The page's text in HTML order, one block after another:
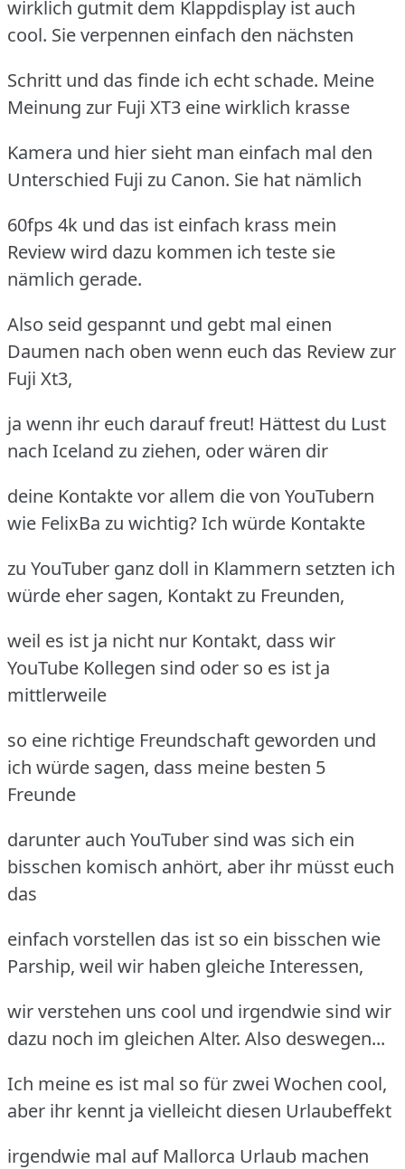
wirklich gutmit dem Klappdisplay ist auch
cool. Sie verpennen einfach den nächsten
Schritt und das finde ich echt schade. Meine
Meinung zur Fuji XT3 eine wirklich krasse
Kamera und hier sieht man einfach mal den
Unterschied Fuji zu Canon. Sie hat nämlich
60fps 4k und das ist einfach krass mein
Review wird dazu kommen ich teste sie
nämlich gerade.
Also seid gespannt und gebt mal einen
Daumen nach oben wenn euch das Review zur
Fuji Xt3,
ja wenn ihr euch darauf freut! Hättest du Lust
nach Iceland zu ziehen, oder wären dir
deine Kontakte vor allem die von YouTubern
wie FelixBa zu wichtig? Ich würde Kontakte
zu YouTuber ganz doll in Klammern setzten ich
würde eher sagen, Kontakt zu Freunden,
weil es ist ja nicht nur Kontakt, dass wir
YouTube Kollegen sind oder so es ist ja
mittlerweile
so eine richtige Freundschaft geworden und
ich würde sagen, dass meine besten 5
Freunde
darunter auch YouTuber sind was sich ein
bisschen komisch anhört, aber ihr müsst euch
das
einfach vorstellen das ist so ein bisschen wie
Parship, weil wir haben gleiche Interessen,
wir verstehen uns cool und irgendwie sind wir
dazu noch im gleichen Alter. Also deswegen...
Ich meine es ist mal so für zwei Wochen cool,
aber ihr kennt ja vielleicht diesen Urlaubeffekt
irgendwie mal auf Mallorca Urlaub machen